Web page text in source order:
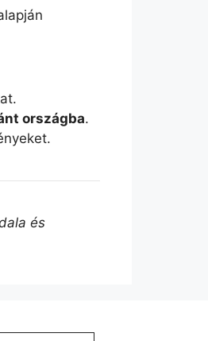
országba.
és